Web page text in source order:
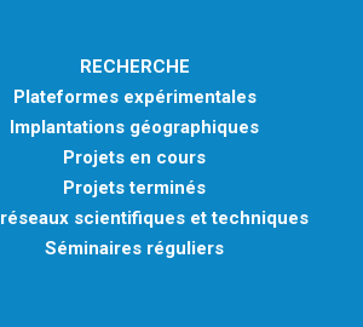
RECHERCHE
Plateformes expérimentales
Implantations géographiques
Projets en cours
Projets terminés
réseaux scientifiques et techniques
Séminaires réguliers